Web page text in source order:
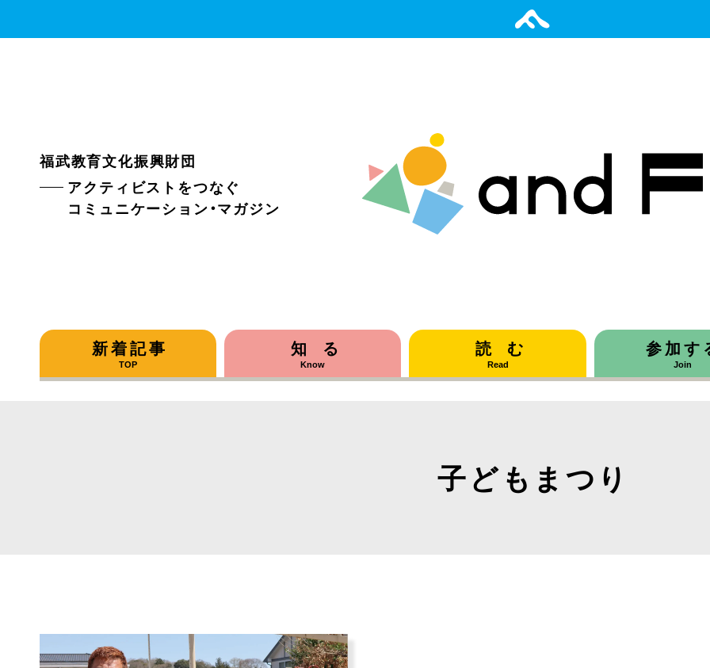
福武教育文化振興財団
アクティビストをつなぐ
コミュニケーション・マガジン
新着記事
TOP
知る
Know
読む
Read
参加す
Join
子どもまつり